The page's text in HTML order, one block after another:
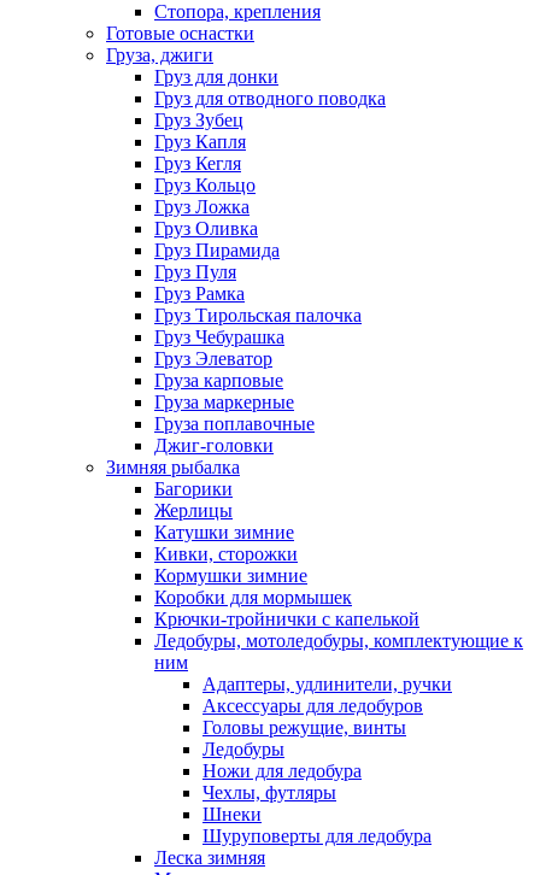
Стопора, крепления
Готовые оснастки
Груза, джиги
Груз для донки
Груз для отводного поводка
Груз Зубец
Груз Капля
Груз Кегля
Груз Кольцо
Груз Ложка
Груз Оливка
Груз Пирамида
Груз Пуля
Груз Рамка
Груз Тирольская палочка
Груз Чебурашка
Груз Элеватор
Груза карповые
Груза маркерные
Груза поплавочные
Джиг-головки
Зимняя рыбалка
Багорики
Жерлицы
Катушки зимние
Кивки, сторожки
Кормушки зимние
Коробки для мормышек
Крючки-тройнички с капелькой
Ледобуры, мотоледобуры, комплектующие к
ним
Адаптеры, удлинители, ручки
Аксессуары для ледобуров
Головы режущие, винты
Ледобуры
Ножи для ледобура
Чехлы, футляры
Шнеки
Шуруповерты для ледобура
Леска зимняя